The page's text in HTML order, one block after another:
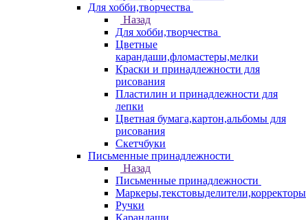
Для хобби,творчества
Назад
Для хобби,творчества
Цветные
карандаши,фломастеры,мелки
Краски и принадлежности для
рисования
Пластилин и принадлежности для
лепки
Цветная бумага,картон,альбомы для
рисования
Скетчбуки
Письменные принадлежности
Назад
Письменные принадлежности
Маркеры,текстовыделители,корректоры
Ручки
Карандаши